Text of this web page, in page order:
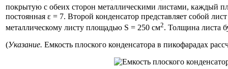
покрытую с обеих сторон металлическими листами, каждый
постоянная ε = 7. Второй конденсатор представляет собой
металлическому листу площадью S = 250 см2. Толщина листа
(Указание. Емкость плоского конденсатора в пикофарадах